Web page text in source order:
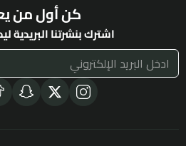
كن أول من
اشترك بنشرتنا البريدية